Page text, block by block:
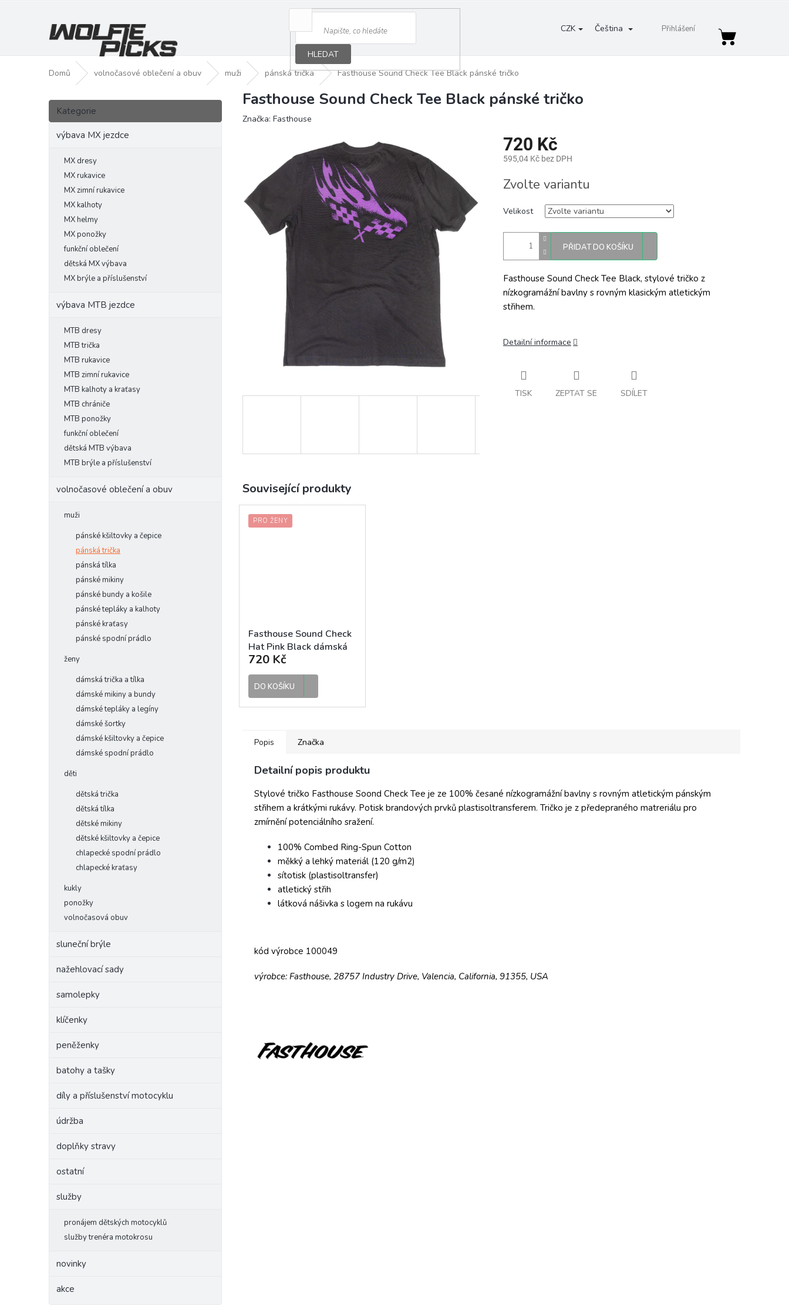
CZK Čeština Přihlášení
HLEDAT
Nákupní
Domů volnočasové oblečení a obuv muži pánská trička Fasthouse Sound Check Tee Black pánské tričko
P
s
Přeskočit
kategorie
Kategorie
výbava MX jezdce
MX dresy
MX rukavice
MX zimní rukavice
MX kalhoty
MX helmy
MX ponožky
funkční oblečení
dětská MX výbava
MX brýle a příslušenství
výbava MTB jezdce
MTB dresy
MTB trička
MTB rukavice
MTB zimní rukavice
MTB kalhoty a kraťasy
MTB chrániče
MTB ponožky
funkční oblečení
dětská MTB výbava
MTB brýle a příslušenství
volnočasové oblečení a obuv
muži
pánské kšiltovky a čepice
pánská trička
pánská tílka
pánské mikiny
pánské bundy a košile
pánské tepláky a kalhoty
pánské kraťasy
pánské spodní prádlo
ženy
dámská trička a tílka
dámské mikiny a bundy
dámské tepláky a legíny
dámské šortky
dámské kšiltovky a čepice
dámské spodní prádlo
děti
dětská trička
dětská tílka
dětské mikiny
dětské kšiltovky a čepice
chlapecké spodní prádlo
chlapecké kraťasy
kukly
ponožky
volnočasová obuv
sluneční brýle
nažehlovací sady
samolepky
klíčenky
peněženky
batohy a tašky
díly a příslušenství motocyklu
údržba
doplňky stravy
ostatní
služby
pronájem dětských motocyklů
služby trenéra motokrosu
novinky
akce
Fasthouse Sound Check Tee Black pánské tričko
Značka: Fasthouse
720 Kč
595,04 Kč bez DPH
cena:
Zvolte variantu
Velikost
PŘIDAT DO KOŠÍKU
Fasthouse Sound Check Tee Black, stylové tričko z
nízkogramážní bavlny s rovným klasickým atletickým
střihem.
Detailní informace
TISK ZEPTAT SE SDÍLET
Související produkty
PRO ŽENY
Fasthouse Sound Check
Hat Pink Black dámská
kšiltovka
720 Kč
DO KOŠÍKU
Popis Značka
Detailní popis produktu
Stylové tričko Fasthouse Soond Check Tee je ze 100% česané nízkogramážní bavlny s rovným atletickým pánským
střihem a krátkými rukávy. Potisk brandových prvků plastisoltransferem. Tričko je z předepraného matreriálu pro
zmírnění potenciálního sražení.
100% Combed Ring-Spun Cotton
měkký a lehký materiál (120 g/m2)
sítotisk (plastisoltransfer)
atletický střih
látková nášivka s logem na rukávu
kód výrobce 100049
výrobce: Fasthouse, 28757 Industry Drive, Valencia, California, 91355, USA